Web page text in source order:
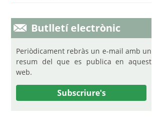
Butlletí electrònic
Periòdicament rebràs un e-mail amb un
resum del que es publica en aquest
web.
Subscriure's